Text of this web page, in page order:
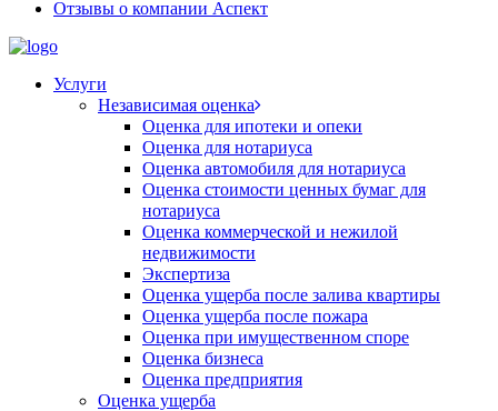
Отзывы о компании Аспект
Услуги
Независимая оценка
Оценка для ипотеки и опеки
Оценка для нотариуса
Оценка автомобиля для нотариуса
Оценка стоимости ценных бумаг для
нотариуса
Оценка коммерческой и нежилой
недвижимости
Экспертиза
Оценка ущерба после залива квартиры
Оценка ущерба после пожара
Оценка при имущественном споре
Оценка бизнеса
Оценка предприятия
Оценка ущерба